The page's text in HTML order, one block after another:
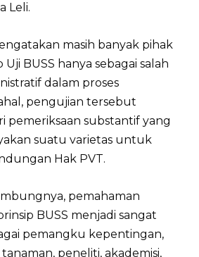
Leli.
masih banyak pihak
BUSS hanya sebagai salah
dalam proses
pengujian tersebut
pemeriksaan substantif yang
suatu varietas untuk
Hak PVT.
pemahaman
BUSS menjadi sangat
pemangku kepentingan,
peneliti, akademisi,